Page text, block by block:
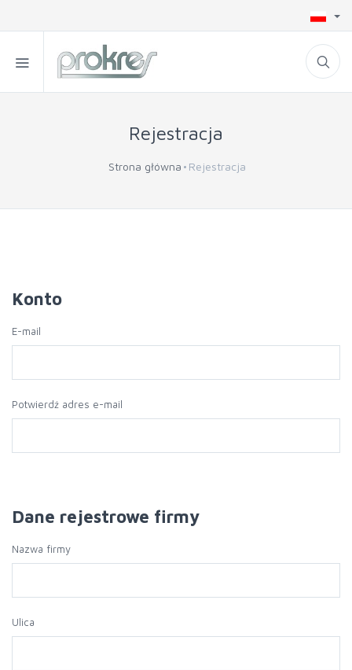
Rejestracja
Strona główna Rejestracja
Konto
E-mail
Potwierdź adres e-mail
Dane rejestrowe firmy
Nazwa firmy
Ulica